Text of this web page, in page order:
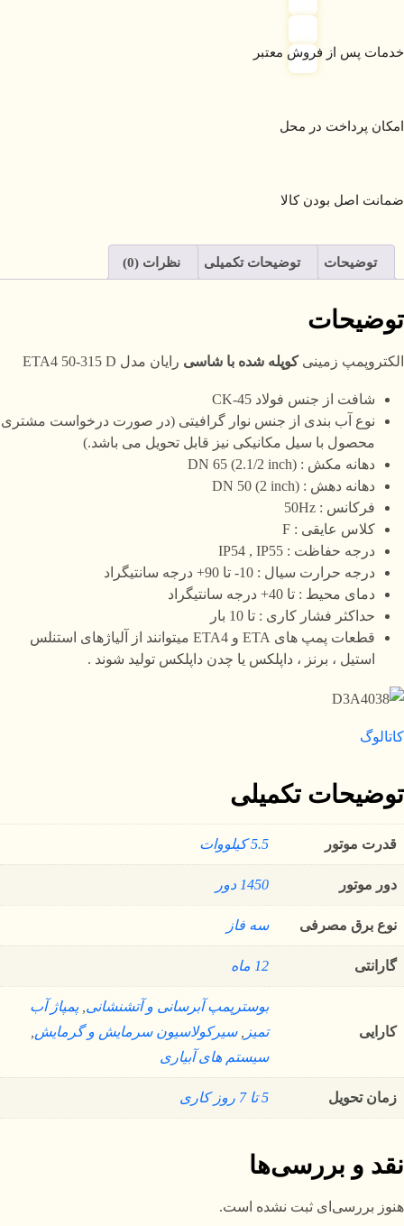
خدمات پس از فروش معتبر
امکان پرداخت در محل
ضمانت اصل بودن کالا
توضیحات توضیحات تکمیلی نظرات (0)
توضیحات
الکتروپمپ زمینیکوپله شده با شاسی رایان مدل ETA4 50-315 D
شافت از جنس فولاد CK-45
نوع آب بندی از جنس نوار گرافیتی (در صورت درخواست مشتری
محصول با سیل مکانیکی نیز قابل تحویل می باشد.)
دهانه مکش : DN 65 (2.1/2 inch)
دهانه دهش : DN 50 (2 inch)
فرکانس : 50Hz
کلاس عایقی : F
درجه حفاظت : IP54 , IP55
درجه حرارت سیال : 10- تا 90+ درجه سانتیگراد
دمای محیط : تا 40+ درجه سانتیگراد
حداکثر فشار کاری : تا 10 بار
قطعات پمپ های ETA و ETA4 میتوانند از آلیاژهای استنلس
استیل ، برنز ، داپلکس یا چدن داپلکس تولید شوند .
کاتالوگ
توضیحات تکمیلی
قدرت موتور 5.5 کیلووات
دور موتور 1450 دور
نوع برق مصرفی سه فاز
گارانتی 12 ماه
کارایی
بوسترپمپ آبرسانی و آتشنشانی ,پمپاژ آب
تمیز
,سیرکولاسیون سرمایش و گرمایش
سیستم های آبیاری
زمان تحویل 5 تا 7 روز کاری
نقد و بررسی‌ها
هنوز بررسی‌ای ثبت نشده است.